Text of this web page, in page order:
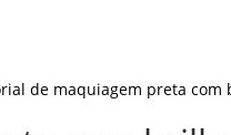
de maquiagem preta com